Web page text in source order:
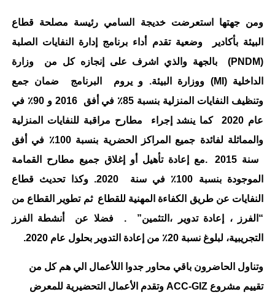
ومن جهتها استعرضت خديجة السامي رئيسة مصلحة قطاع
البيئة بأكادير وضعية تقدم أداء برنامج إدارة النفايات الصلبة
(PNDM) بالجهة والذي اشرف على إنجازه كل من وزارة
الداخلية (MI) ووزارة البيئة. و يروم البرنامج ضمان جمع
وتنظيف النفايات المنزلية بنسبة 85٪ في أفق 2016 و 90٪ في
عام 2020 كما ينشد إجراء مطارح مراقبة للنفايات المنزلية
والمماثلة لفائدة جميع المراكز الحضرية بنسبة 100٪ في أفق
سنة 2015 .مع إعادة تأهيل أو إغلاق جميع مطارح القمامة
الموجودة بنسبة 100٪ في سنة 2020. وكذا تحديث قطاع
النفايات عن طريق الكفاءة المهنية للقطاع ثم تطوير القطاع من
“الفرز ، إعادة تدوير ،التثمين” . فضلا عن أنشطة الفرز
التجريبية، لبلوغ نسبة 20٪ من إعادة التدوير بحلول عام 2020.
وتناول الحاضرون باقي محاور جدوا اللأعمال الي هم كل من
تقييم مشروع ACC-GIZ وتقدم الأعمال التحضيرية للمعرض